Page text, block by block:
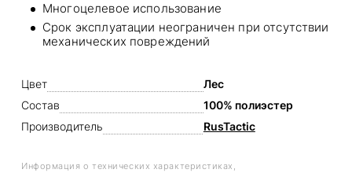
Многоцелевое использование
Срок эксплуатации неограничен при отсутствии
механических повреждений
Цвет
Лес
Состав
100% полиэстер
Производитель
RusTactic
Информация о технических характеристиках,